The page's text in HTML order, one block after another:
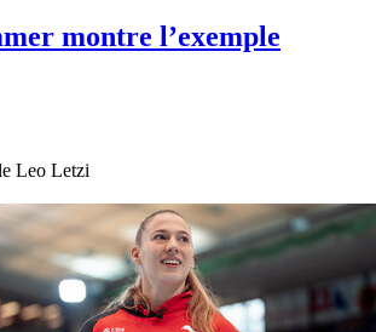
montre l’exemple
Leo Letzi